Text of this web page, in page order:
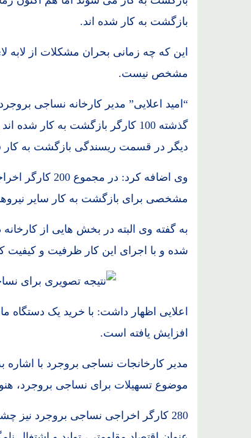
بازگشت به کار شده اند.
این که چه زمانی بحران مشکلات از لابه
مشخص نیست.
“امید اعلایی” مدیر کارخانه نساجی
دیگر در قسمت ریسندگی بازگشت به کار
وی اضافه کرد:
مشخصی برای بازگشت به کار سایر
به گفته وی البته در بخش هایی از
شده و با اجرای این کار ظرفیت و کیفیت
افزایش یافته است.
موضوع تسهیلات برای نساجی بروجرد،
280 کارگر اخراجی نساجی بروجرد